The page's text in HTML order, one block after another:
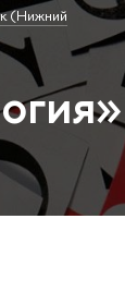
(Нижний